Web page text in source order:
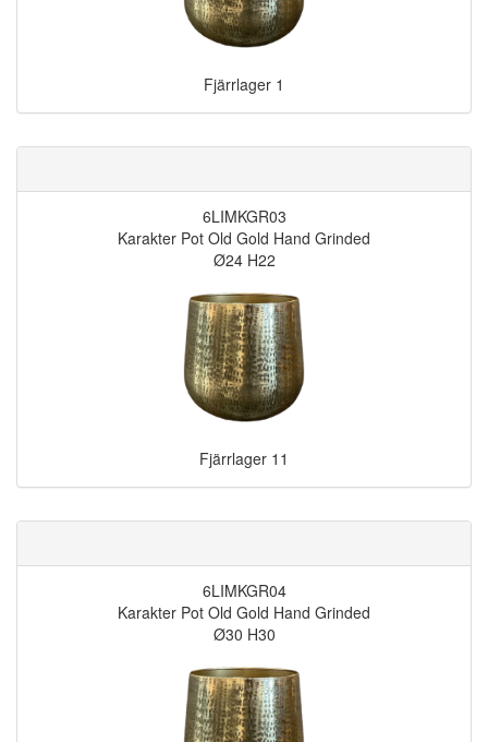
Fjärrlager 1
6LIMKGR03
Karakter Pot Old Gold Hand Grinded
Ø24 H22
Fjärrlager 11
6LIMKGR04
Karakter Pot Old Gold Hand Grinded
Ø30 H30